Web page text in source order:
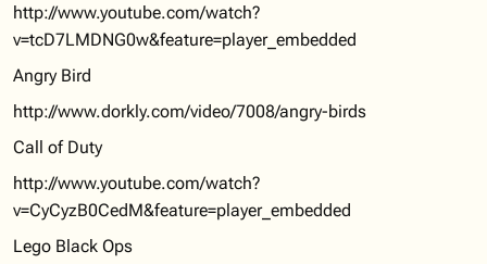
http://www.youtube.com/watch?
v=tcD7LMDNG0w&feature=player_embedded
Angry Bird
http://www.dorkly.com/video/7008/angry-birds
Call of Duty
http://www.youtube.com/watch?
v=CyCyzB0CedM&feature=player_embedded
Lego Black Ops